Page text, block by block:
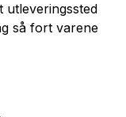
utleveringssted
så fort varene